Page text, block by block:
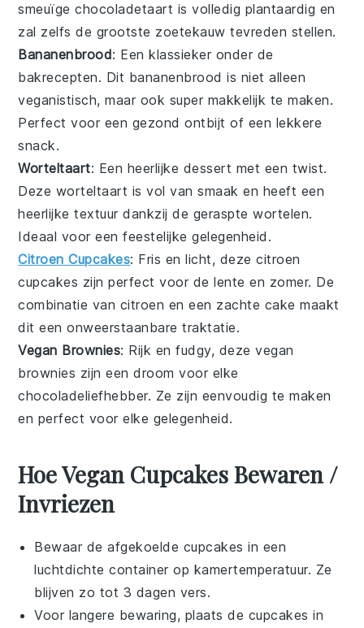
smeuïgechocoladetaart is volledig plantaardig en
zal zelfs de grootste zoetekauw tevreden stellen.
Bananenbrood: Een klassieker onder de
bakrecepten. Dit bananenbrood is niet alleen
veganistisch, maar ook super makkelijk te maken.
Perfect voor een gezond ontbijt of een lekkere
snack.
Worteltaart: Een heerlijke dessert met een twist.
Deze worteltaart is vol van smaak en heeft een
heerlijke textuur dankzij de gerasptewortelen.
Ideaal voor een feestelijke gelegenheid.
Citroen Cupcakes: Fris en licht, dezecitroen
cupcakes zijn perfect voor de lente en zomer. De
combinatie van citroen en een zachte cake maakt
dit een onweerstaanbare traktatie.
Vegan Brownies: Rijk en fudgy, dezevegan
brownies zijn een droom voor elke
chocoladeliefhebber. Ze zijn eenvoudig te maken
en perfect voor elke gelegenheid.
Hoe Vegan Cupcakes Bewaren /
Invriezen
Bewaar de afgekoelde cupcakes in een
luchtdichte container op kamertemperatuur. Ze
blijven zo tot 3 dagen vers.
Voor langere bewaring, plaats de cupcakes in